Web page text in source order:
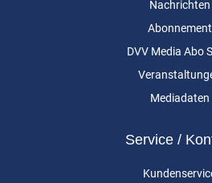
Nachrichten
Abonnement
DVV Media Abo
Mediadaten
Service /